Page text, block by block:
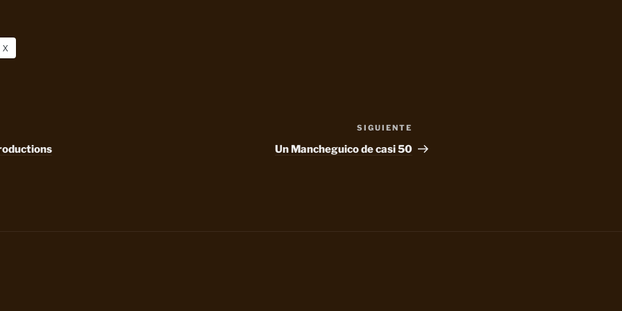
X
entrada
SIGUIENTE
Un Mancheguico de casi 50